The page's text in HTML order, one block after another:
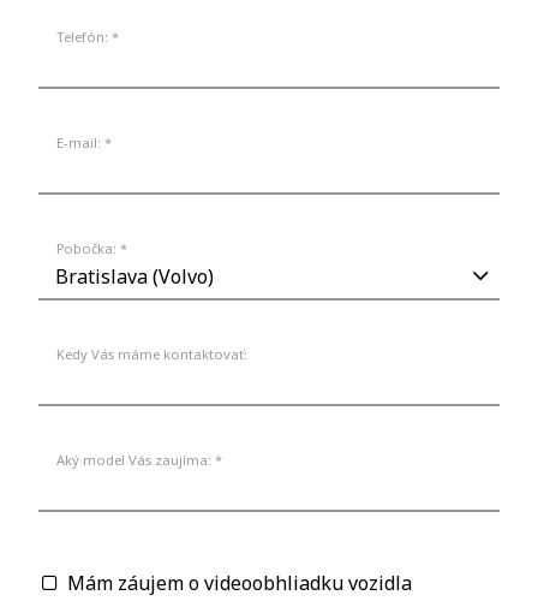
Telefón: *
E-mail: *
Pobočka: *
Kedy Vás máme kontaktovať:
Aký model Vás zaujíma: *
Mám záujem o videoobhliadku vozidla